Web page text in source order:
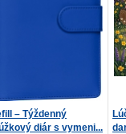
– Týždenný
diár s vymeni...